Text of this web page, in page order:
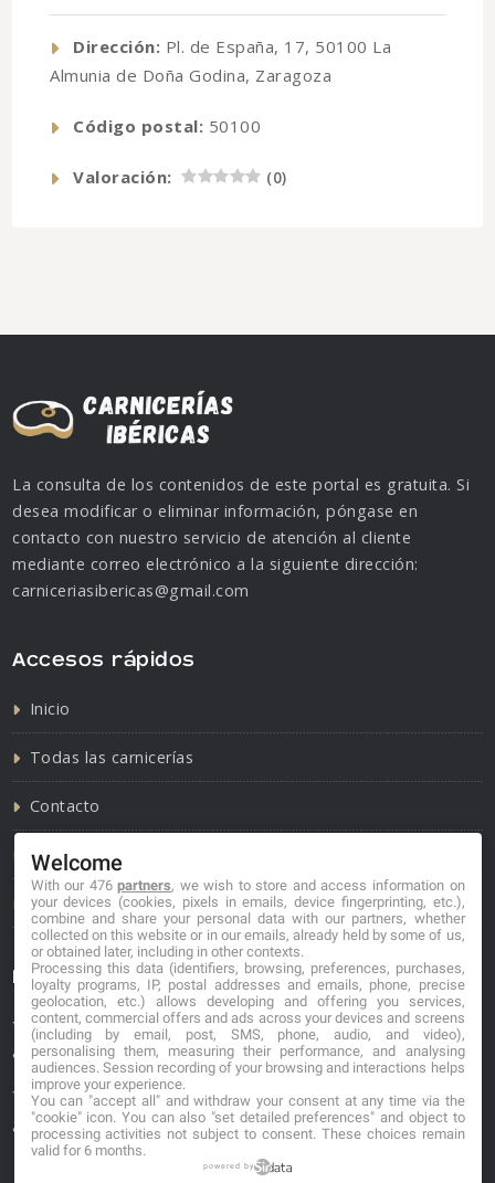
Dirección: Pl. de España, 17, 50100 La
Almunia de Doña Godina, Zaragoza
Código postal: 50100
Valoración: (0)
La consulta de los contenidos de este portal es gratuita. Si
desea modificar o eliminar información, póngase en
contacto con nuestro servicio de atención al cliente
mediante correo electrónico a la siguiente dirección:
carniceriasibericas@gmail.com
Accesos rápidos
Inicio
Todas las carnicerías
Contacto
Política de cookies
Política de privacidad
Información de contacto
*No se garantiza que los datos mostrados estén
actualizados.
** Los precios mostrados son estimaciones y no se
garantiza su veracidad.
Welcome
With our 476partners, we wish to store and access information on
your devices (cookies, pixels in emails, device fingerprinting, etc.),
combine and share your personal data with our partners, whether
collected on this website or in our emails, already held by some of us,
or obtained later, including in other contexts.
Processing this data (identifiers, browsing, preferences, purchases,
loyalty programs, IP, postal addresses and emails, phone, precise
geolocation, etc.) allows developing and offering you services,
content, commercial offers and ads across your devices and screens
(including by email, post, SMS, phone, audio, and video),
personalising them, measuring their performance, and analysing
audiences. Session recording of your browsing and interactions helps
improve your experience.
You can "accept all" and withdraw your consent at any time via the
"cookie" icon. You can also "set detailed preferences" and object to
processing activities not subject to consent. These choices remain
valid for 6 months.
powered by